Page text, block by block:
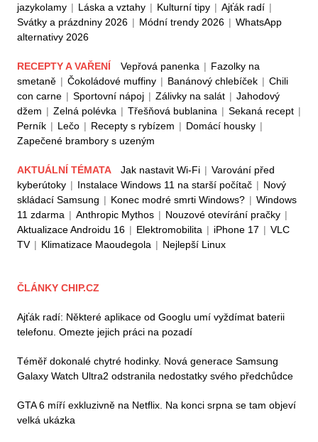
jazykolamy | Láska a vztahy | Kulturní tipy | Ajťák radí |
Svátky a prázdniny 2026 | Módní trendy 2026 | WhatsApp
alternativy 2026
RECEPTY A VAŘENÍ Vepřová panenka | Fazolky na
smetaně | Čokoládové muffiny | Banánový chlebíček | Chili
con carne | Sportovní nápoj | Zálivky na salát | Jahodový
džem | Zelná polévka | Třešňová bublanina | Sekaná recept |
Perník | Lečo | Recepty s rybízem | Domácí housky |
Zapečené brambory s uzeným
AKTUÁLNÍ TÉMATA Jak nastavit Wi-Fi | Varování před
kyberútoky | Instalace Windows 11 na starší počítač | Nový
skládací Samsung | Konec modré smrti Windows? | Windows
11 zdarma | Anthropic Mythos | Nouzové otevírání pračky |
Aktualizace Androidu 16 | Elektromobilita | iPhone 17 | VLC
TV | Klimatizace Maoudegola | Nejlepší Linux
ČLÁNKY CHIP.CZ
Ajťák radí: Některé aplikace od Googlu umí vyždímat baterii
telefonu. Omezte jejich práci na pozadí
Téměř dokonalé chytré hodinky. Nová generace Samsung
Galaxy Watch Ultra2 odstranila nedostatky svého předchůdce
GTA 6 míří exkluzivně na Netflix. Na konci srpna se tam objeví
velká ukázka